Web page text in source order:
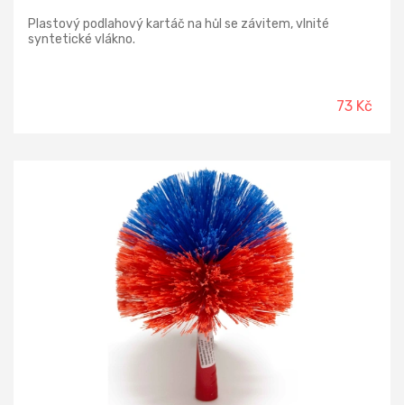
Plastový podlahový kartáč na hůl se závitem, vlnité
syntetické vlákno.
73 Kč